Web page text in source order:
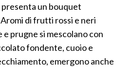
un bouquet
di frutti rossi e neri
e prugne si mescolano con
fondente, cuoio e
emergono anche